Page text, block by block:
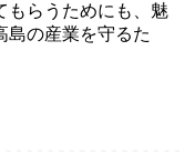
らうためにも、魅
島の産業を守るた